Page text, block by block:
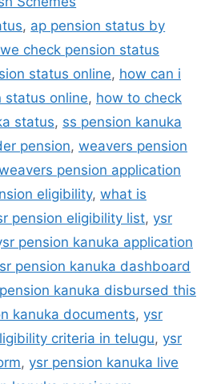
, ap pension status by
check pension status
status online, how can i
status online, how to check
status, ss pension kanuka
pension, weavers pension
pension application
eligibility, what is
pension eligibility list, ysr
pension kanuka application
pension kanuka dashboard
kanuka disbursed this
kanuka documents, ysr
criteria in telugu, ysr
, ysr pension kanuka live